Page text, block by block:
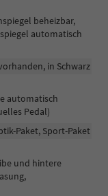
beheizbar,
automatisch
in Schwarz
automatisch
Pedal)
Paket, Sport-Paket
und hintere